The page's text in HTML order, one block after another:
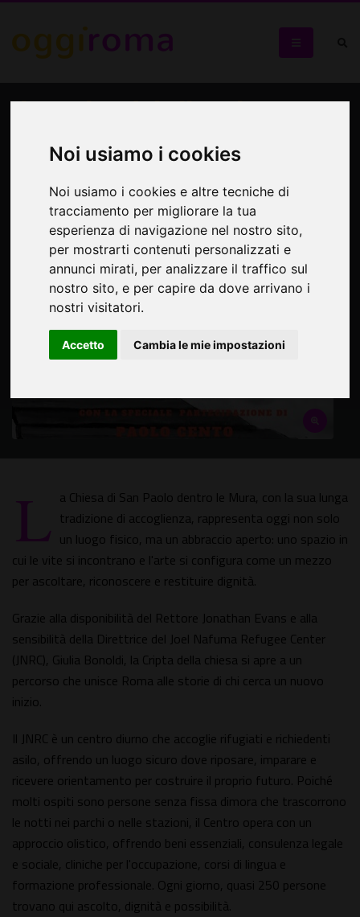
Noi usiamo i cookies
Noi usiamo i cookies e altre tecniche di
tracciamento per migliorare la tua
esperienza di navigazione nel nostro sito,
per mostrarti contenuti personalizzati e
annunci mirati, per analizzare il traffico sul
nostro sito, e per capire da dove arrivano i
nostri visitatori.
Accetto Cambia le mie impostazioni
Il respiro del silenzio
Un ponte tra arte e vita, tra chi porta una storia e chi offre
L a Chiesa di San Paolo dentro le Mura, con la sua lunga
tradizione di accoglienza, rappresenta oggi non solo
un luogo fisico, ma un abbraccio aperto: uno spazio in
cui le vite si incontrano e l'arte si configura come un mezzo
per ascoltare, riconoscere e restituire dignità.
Grazie alla disponibilità del Rettore Jonathan Evans e alla
sensibilità della Direttrice del Joel Nafuma Refugee Center
(JNRC), Giulia Bonoldi, la Cripta della chiesa si apre a un
percorso che unisce Roma alle storie di chi cerca un nuovo
inizio.
Il JNRC è un centro diurno che accoglie rifugiati e richiedenti
asilo, offrendo un luogo sicuro dove riposare, imparare e
ricevere orientamento per costruire il proprio futuro. Poiché
molti ospiti sono persone senza fissa dimora che trascorrono
le notti nei parchi o nelle stazioni, il Centro opera con un
approccio olistico, offrendo beni essenziali, consulenza legale
e sociale, cliniche per l'occupazione, corsi di lingua e
formazione professionale. Ogni giorno, quasi 250 persone
trovano qui ascolto, dignità e possibilità.